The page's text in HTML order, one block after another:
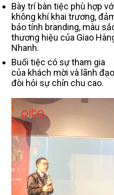
Bày trí bàn tiệc phù hợp
không khí khai trương,
bảo tính branding, màu
thương hiệu của Giao
Nhanh.
Buổi tiệc có sự tham gia
của khách mời và lãnh
đòi hỏi sự chỉn chu cao.